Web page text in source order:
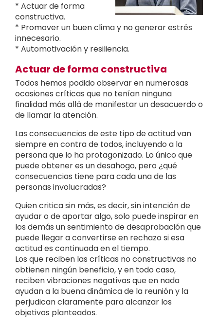
* Actuar de forma
constructiva.
* Promover un buen clima y no generar estrés
innecesario.
* Automotivación y resiliencia.
Actuar de forma constructiva
Todos hemos podido observar en numerosas
ocasiones críticas que no tenían ninguna
finalidad más allá de manifestar un desacuerdo o
de llamar la atención.
Las consecuencias de este tipo de actitud van
siempre en contra de todos, incluyendo a la
persona que lo ha protagonizado. Lo único que
puede obtener es un desahogo, pero ¿qué
consecuencias tiene para cada una de las
personas involucradas?
Quien critica sin más, es decir, sin intención de
ayudar o de aportar algo, solo puede inspirar en
los demás un sentimiento de desaprobación que
puede llegar a convertirse en rechazo si esa
actitud es continuada en el tiempo.
Los que reciben las críticas no constructivas no
obtienen ningún beneficio, y en todo caso,
reciben vibraciones negativas que en nada
ayudan a la buena dinámica de la reunión y la
perjudican claramente para alcanzar los
objetivos planteados.